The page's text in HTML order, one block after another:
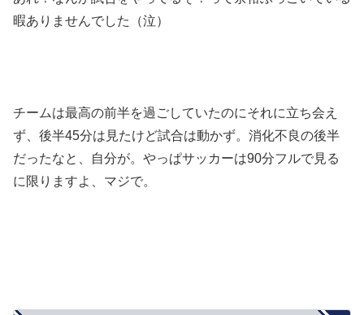
暇ありませんでした（泣）
チームは最高の前半を過ごしていたのにそれに立ち会え
ず、後半45分は見たけど試合は動かず。消化不良の後半
だったなと、自分が。やっぱサッカーは90分フルで見る
に限りますよ、マジで。